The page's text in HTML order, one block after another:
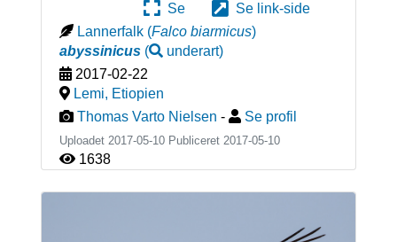
Se
Se link-side
Lannerfalk (Falco biarmicus)
abyssinicus( underart)
2017-02-22
Lemi, Etiopien
Thomas Varto Nielsen - Se profil
Uploadet 2017-05-10 Publiceret 2017-05-10
1638